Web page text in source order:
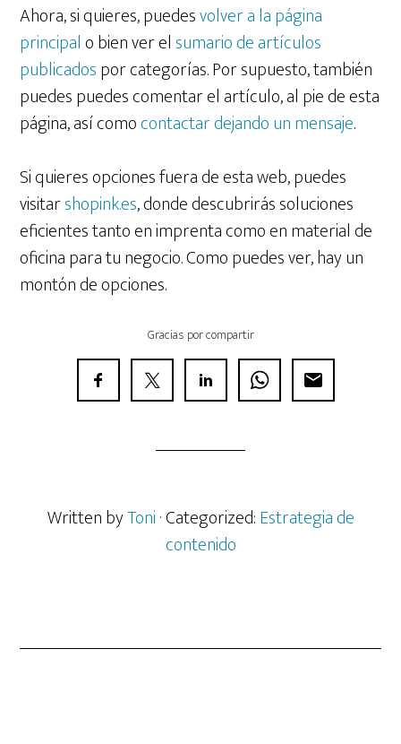
Ahora, si quieres, puedesvolver a la página
principalo bien ver el sumario de artículos
publicadospor categorías. Por supuesto, también
puedes puedes comentar el artículo, al pie de esta
página, así comocontactar dejando un mensaje.
Si quieres opciones fuera de esta web, puedes
visitarshopink.es, donde descubrirás soluciones
eficientes tanto en imprenta como en material de
oficina para tu negocio. Como puedes ver, hay un
montón de opciones.
Gracias por compartir
Written byToni· Categorized:Estrategia de
contenido